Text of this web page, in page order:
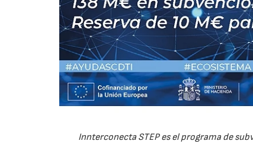
Innterconecta STEP es el programa de